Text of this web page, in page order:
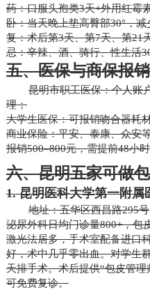
药：口服头孢类3天+外用红霉
卧：当天晚上垫高臀部30°，
复：术后第3天、第7天、第21
忌：辛辣、酒、骑行、性生活
五、医保与商保报
昆明市职工医保：个人账
理；
大学生医保：可报销吻合器耗
商业保险：平安、泰康、众安
报销500–800元，需提前48小
六、昆明五家可做
1. 昆明医科大学第一附属
地址：五华区西昌路295号
泌尿外科日均门诊量800+，包
激光法居多，手术室配备进口
好，术中几乎零出血。对学生
天排手术。术后提供“包皮管
可免费复诊。